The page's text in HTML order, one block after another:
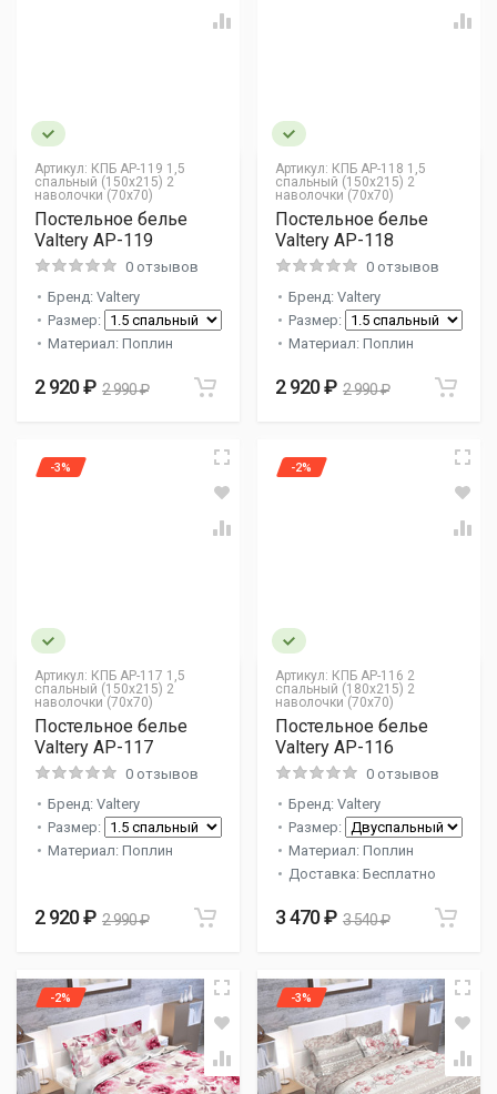
Артикул: КПБ AP-119 1,5
спальный (150х215) 2
наволочки (70х70)
Постельное белье
Valtery AP-119
0 отзывов
Бренд: Valtery
Размер:
Материал: Поплин
2 920 ₽ 2 990 ₽
Артикул: КПБ AP-118 1,5
спальный (150х215) 2
наволочки (70х70)
Постельное белье
Valtery AP-118
0 отзывов
Бренд: Valtery
Размер:
Материал: Поплин
2 920 ₽ 2 990 ₽
Артикул: КПБ AP-117 1,5
спальный (150х215) 2
наволочки (70х70)
-3%
Постельное белье
Valtery AP-117
0 отзывов
Бренд: Valtery
Размер:
Материал: Поплин
2 920 ₽ 2 990 ₽
Артикул: КПБ AP-116 2
спальный (180х215) 2
наволочки (70х70)
-2%
Постельное белье
Valtery AP-116
0 отзывов
Бренд: Valtery
Размер:
Материал: Поплин
Доставка: Бесплатно
3 470 ₽ 3 540 ₽
-2% -3%